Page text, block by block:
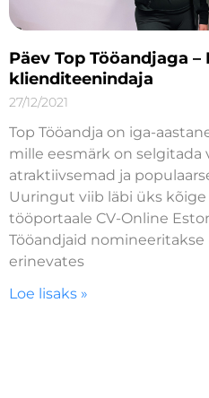
Päev Top Tööandjaga –
klienditeenindaja
27/12/2021
Top Tööandja on iga-
mille eesmärk on selgitada
atraktiivsemad ja
Uuringut viib läbi üks
tööportaale CV-Online
Tööandjaid
erinevates
Loe lisaks »